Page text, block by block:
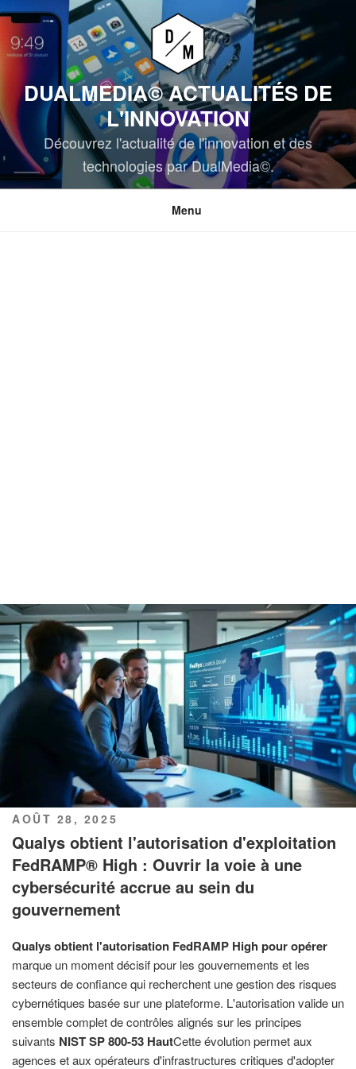
Aller
au
contenu
DUALMEDIA© ACTUALITÉS DE
L'INNOVATION
Découvrez l'actualité de l'innovation et des
technologies par DualMedia©.
Menu
PUBLIÉ
LE
AOÛT 28, 2025
Qualys obtient l'autorisation d'exploitation
FedRAMP® High : Ouvrir la voie à une
cybersécurité accrue au sein du
gouvernement
Qualys obtient l'autorisation FedRAMP High pour opérer
marque un moment décisif pour les gouvernements et les
secteurs de confiance qui recherchent une gestion des risques
cybernétiques basée sur une plateforme. L'autorisation valide un
ensemble complet de contrôles alignés sur les principes
suivants NIST SP 800-53 HautCette évolution permet aux
agences et aux opérateurs d'infrastructures critiques d'adopter